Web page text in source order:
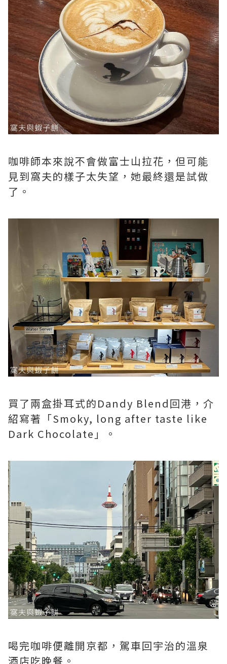
咖啡師本來說不會做富士山拉花，但可能
見到窩夫的樣子太失望，她最終還是試做
了。
買了兩盒掛耳式的Dandy Blend回港，介
紹寫著「Smoky, long after taste like
Dark Chocolate」。
喝完咖啡便離開京都，駕車回宇治的溫泉
酒店吃晚餐。